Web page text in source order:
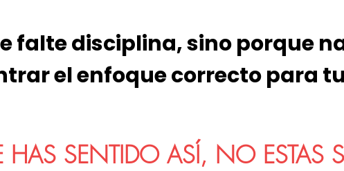
falte disciplina, sino porque
el enfoque correcto para
HAS SENTIDO ASÍ, NO ESTAS